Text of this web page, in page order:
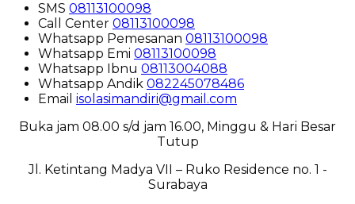
SMS 08113100098
Call Center 08113100098
Whatsapp Pemesanan 08113100098
Whatsapp Emi 08113100098
Whatsapp Ibnu 08113004088
Whatsapp Andik 082245078486
Email isolasimandiri@gmail.com
Buka jam 08.00 s/d jam 16.00, Minggu & Hari Besar
Tutup
Jl. Ketintang Madya VII – Ruko Residence no. 1 -
Surabaya